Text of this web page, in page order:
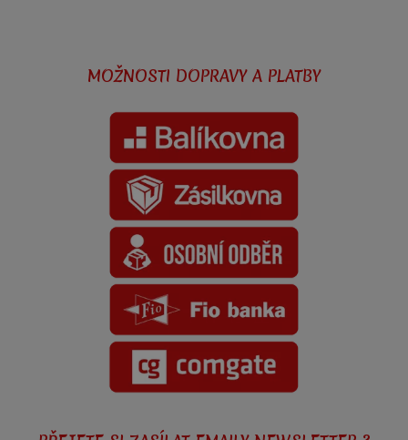
MOŽNOSTI DOPRAVY A PLATBY